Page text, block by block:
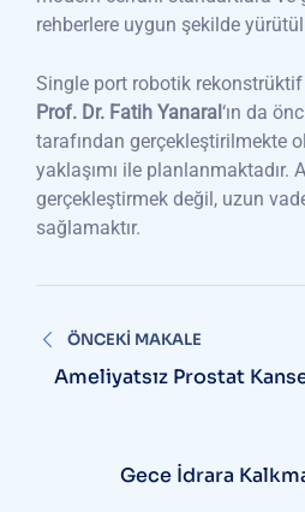
rehberlere uygun şekilde
Single port robotik
Prof. Dr. Fatih Yanaral‘ın da
tarafından gerçekleştirilmekte
yaklaşımı ile planlanmaktadır.
gerçekleştirmek değil, uzun
sağlamaktır.
Yazı
gezinmesi
ÖNCEKI MAKALE
Ameliyatsız Prostat
Gece İdrara